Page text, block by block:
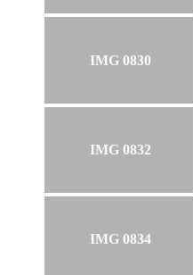
IMG 0830
IMG 0832
IMG 0834